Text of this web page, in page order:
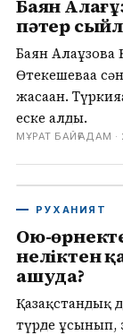
Баян
пәтер
Баян
Өтекешеваға
жасаған.
еске алды.
МҰРАТ БАЙҒАДАМ ·
РУХАНИЯТ
Ою-
неліктен
ашуда?
Қазақстандық
түрде ұсынып,